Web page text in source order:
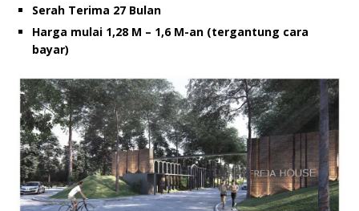
Serah Terima 27 Bulan
Harga mulai 1,28 M – 1,6 M-an (tergantung cara
bayar)